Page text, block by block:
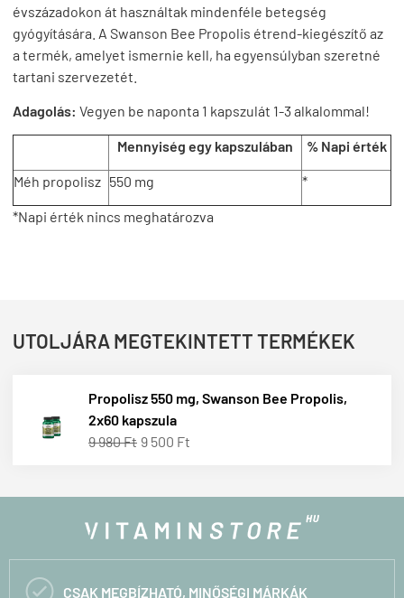
évszázadokon át használtak mindenféle betegség
gyógyítására. A Swanson Bee Propolis étrend-kiegészítő az
a termék, amelyet ismernie kell, ha egyensúlyban szeretné
tartani szervezetét.
Adagolás: Vegyen be naponta 1 kapszulát 1-3 alkalommal!
Mennyiség egy kapszulában % Napi érték
Méh propolisz 550 mg *
*Napi érték nincs meghatározva
UTOLJÁRA MEGTEKINTETT TERMÉKEK
Propolisz 550 mg, Swanson Bee Propolis,
2x60 kapszula
9 980 Ft 9 500 Ft
CSAK MEGBÍZHATÓ, MINŐSÉGI MÁRKÁK